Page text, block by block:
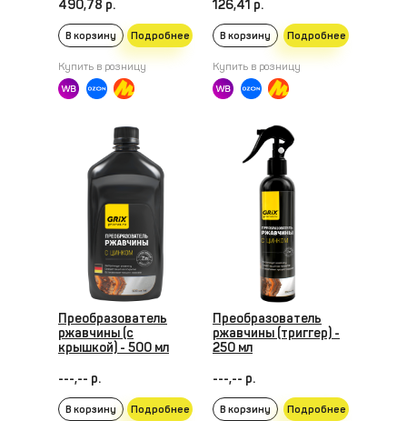
В корзину Подробнее
Купить в розницу
490,78 р.
Преобразователь
ржавчины (триггер) -
250 мл
В корзину
Преобразователь
ржавчины (с
крышкой) - 500 мл
В корзину Подробнее
В корзину Подробнее
Купить в розницу
126,41 р.
---,-- р. ---,-- р.
Подробнее